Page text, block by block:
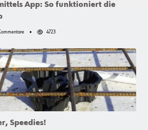
App: So funktioniert die
Zu
Mittels
App:
So
Funktioniert
Die
Würth
WDM
App
4723
Speedies!